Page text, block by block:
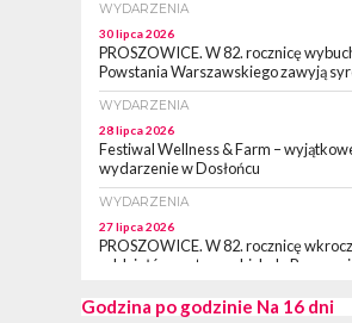
WYDARZENIA
30 lipca 2026
PROSZOWICE. W 82. rocznicę
Powstania Warszawskiego zawyją
WYDARZENIA
28 lipca 2026
Festiwal Wellness & Farm –
wydarzenie w Dosłońcu
WYDARZENIA
27 lipca 2026
PROSZOWICE. W 82. rocznicę
oddziałów partyzanckich do Proszowic,
Rzeczpospolitej Partyzanckiej 1944”
Godzina po godzinie Na 16 dni